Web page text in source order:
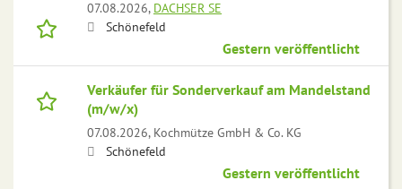
07.08.2026, DACHSER SE
Schönefeld
Gestern veröffentlicht
Verkäufer für Sonderverkauf am Mandelstand
(m/w/x)
07.08.2026, Kochmütze GmbH & Co. KG
Schönefeld
Gestern veröffentlicht